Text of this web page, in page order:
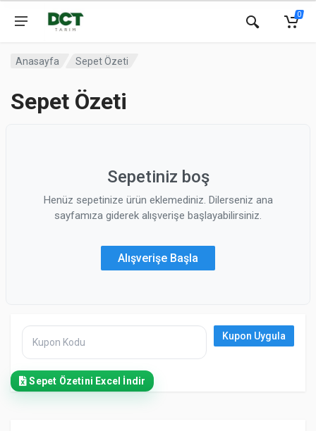
0
Anasayfa Sepet Özeti
Sepet Özeti
Güvenli ödeme Hızlı teslimat
Sepetiniz boş
Henüz sepetinize ürün eklemediniz. Dilerseniz ana
sayfamıza giderek alışverişe başlayabilirsiniz.
Alışverişe Başla
Kupon Uygula
Sepet Özetini Excel İndir